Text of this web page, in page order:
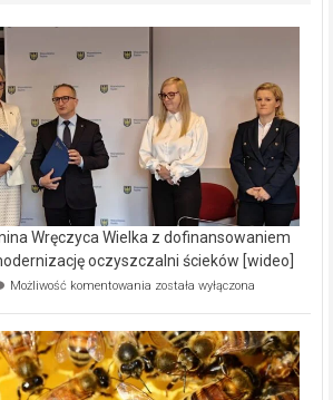
Wręczyca Wielka z dofinansowaniem
oczyszczalni ścieków [wideo]
Możliwość komentowania Ekologiczne
Wręczyca
Wielka
z
dofinansowaniem
została wyłączona